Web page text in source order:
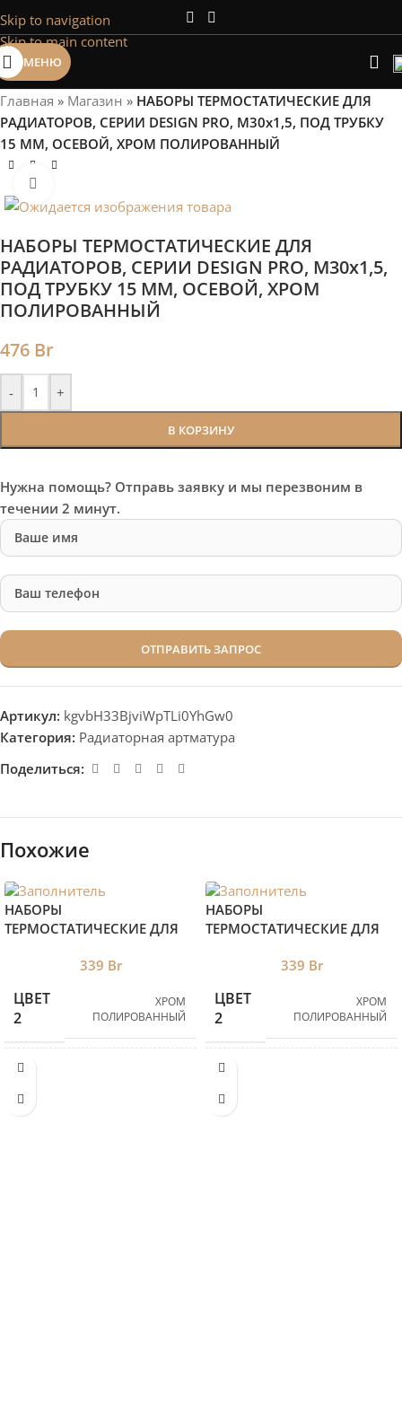
Skip to navigation
Skip to main content
Сэкономим Ваше время на подбор
Рассчитаем мощность | Предложим от 3х вариантов | В
наличии и под заказ
Скидки от 5%
МЕНЮ
Главная » Магазин » НАБОРЫ ТЕРМОСТАТИЧЕСКИE ДЛЯ
РАДИАТОРОВ, СЕРИИ DESIGN PRO, М30х1,5, ПОД ТРУБКУ
15 ММ, ОСЕВОЙ, ХРОМ ПОЛИРОВАННЫЙ
НАБОРЫ ТЕРМОСТАТИЧЕСКИE ДЛЯ
РАДИАТОРОВ, СЕРИИ DESIGN PRO, М30х1,5,
ПОД ТРУБКУ 15 ММ, ОСЕВОЙ, ХРОМ
ПОЛИРОВАННЫЙ
476 Br
- +
В КОРЗИНУ
Нужна помощь? Отправь заявку и мы перезвоним в
течении 2 минут.
Артикул: kgvbH33BjviWpTLi0YhGw0
Категория: Радиаторная артматура
Поделиться:
Похожие
НАБОРЫ
ТЕРМОСТАТИЧЕСКИE ДЛЯ
DESIGN, М30х1,5, УГЛОВОЙ,
339 Br
ЦВЕТ
2
ХРОМ
ПОЛИРОВАННЫЙ
БРЕНД 2
НАБОРЫ
ТЕРМОСТАТИЧЕСКИE ДЛЯ
DESIGN, М30х1,5, ПРЯМОЙ,
339 Br
ЦВЕТ
2
ХРОМ
ПОЛИРОВАННЫЙ
БРЕНД 2